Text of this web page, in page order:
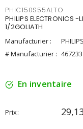
PHIC150S55ALTO
PHILIPS ELECTRONICS
1/2GOLIATH
Manufacturier :
# Manufacturier : 467233
En inventaire
Prix